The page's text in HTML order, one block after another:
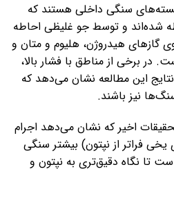
سنگی داخلی هستند که
شده‌اند و توسط جو غلیظی احاطه
گازهای هیدروژن، هلیوم و متان و
در برخی از مناطق با فشار بالا،
این مطالعه نشان می‌دهد که
نیز باشند.
اخیر که نشان می‌دهد اجرام
یخی فراتر از نپتون) بیشتر سنگی
تا نگاه دقیق‌تری به نپتون و